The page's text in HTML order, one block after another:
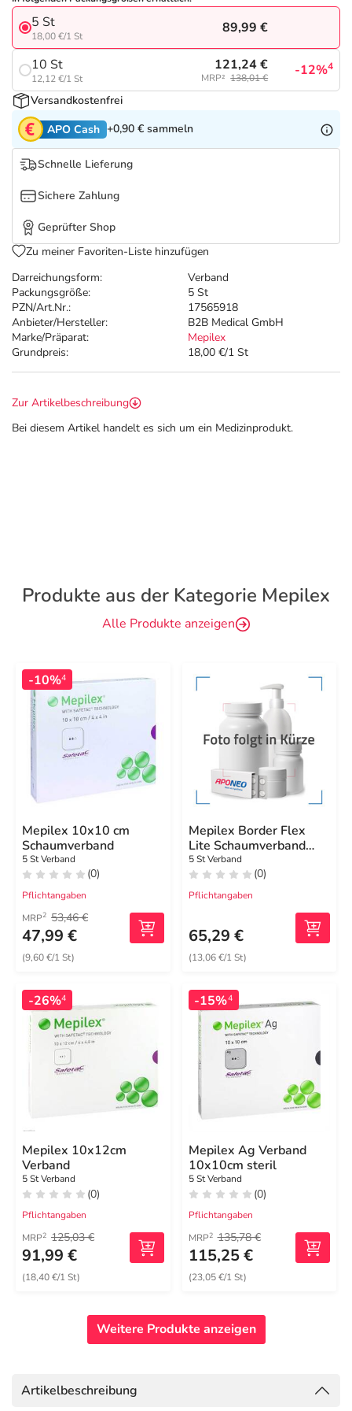
Tierapotheke
Vitamine & Mineralstoffe
Marken
Salus Deals
Darreichungsform:
Verband
Packungsgröße:
5 St
PZN/Art.Nr.:
17565918
Anbieter/Hersteller:
B2B Medical GmbH
Marke/Präparat:
Mepilex
Grundpreis:
18,00 €/1 St
5 St
18,00 €/1 St
89,99 €
10 St
12,12 €/1 St
121,24 €
MRP² 138,01 € -12%4
Versandkostenfrei
APO Cash +0,90 € sammeln
Schnelle Lieferung
Sichere Zahlung
Geprüfter Shop
Zu meiner Favoriten-Liste hinzufügen
Zur Artikelbeschreibung
Bei diesem Artikel handelt es sich um ein Medizinprodukt.
Produkte aus der Kategorie Mepilex
Alle Produkte anzeigen
-10%4
Mepilex 10x10 cm
Schaumverband
5 St Verband
(0)
Pflichtangaben
MRP2 53,46 €
47,99 €
(9,60 €/1 St)
Mepilex Border Flex
Lite Schaumverband
5x12,5 cm
5 St Verband
(0)
Pflichtangaben
65,29 €
(13,06 €/1 St)
-26%4
Mepilex 10x12cm
Verband
5 St Verband
(0)
Pflichtangaben
MRP2 125,03 €
91,99 €
(18,40 €/1 St)
-15%4
Mepilex Ag Verband
10x10cm steril
5 St Verband
(0)
Pflichtangaben
MRP2 135,78 €
115,25 €
(23,05 €/1 St)
Weitere Produkte anzeigen
Artikelbeschreibung